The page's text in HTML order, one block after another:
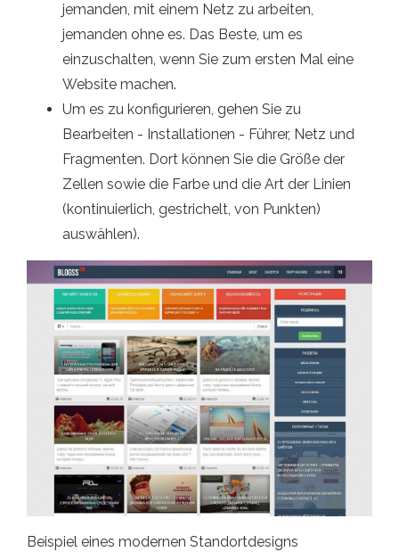
jemanden, mit einem Netz zu arbeiten,
jemanden ohne es. Das Beste, um es
einzuschalten, wenn Sie zum ersten Mal eine
Website machen.
Um es zu konfigurieren, gehen Sie zu
Bearbeiten - Installationen - Führer, Netz und
Fragmenten. Dort können Sie die Größe der
Zellen sowie die Farbe und die Art der Linien
(kontinuierlich, gestrichelt, von Punkten)
auswählen).
Beispiel eines modernen Standortdesigns